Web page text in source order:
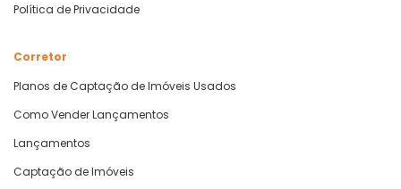
Política de Privacidade
Corretor
Planos de Captação de Imóveis Usados
Como Vender Lançamentos
Lançamentos
Captação de Imóveis